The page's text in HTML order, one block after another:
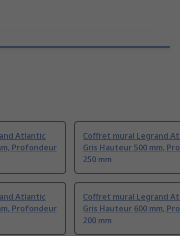
Atlantic
Profondeur
Coffret mural Legrand
Gris Hauteur 500 mm,
250 mm
Atlantic
Profondeur
Coffret mural Legrand
Gris Hauteur 600 mm,
200 mm